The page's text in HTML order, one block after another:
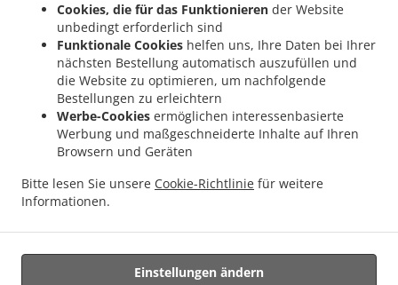
Cookies, die für das Funktionieren der Website
unbedingt erforderlich sind
Funktionale Cookies helfen uns, Ihre Daten bei Ihrer
nächsten Bestellung automatisch auszufüllen und
die Website zu optimieren, um nachfolgende
Bestellungen zu erleichtern
Werbe-Cookies ermöglichen interessenbasierte
Werbung und maßgeschneiderte Inhalte auf Ihren
Browsern und Geräten
Bitte lesen Sie unsere Cookie-Richtlinie für weitere
Informationen.
Einstellungen ändern
Niederlibbach
. Asiatisches Essen Lieferservice Taunusstein . Asiatisches Essen
Lieferservice Bad Camberg Würges
Asiatisches Essen Lieferservice Bad Camberg
Wallrabenstein . Asiatisches Essen Lieferservice Bad Camberg Walsdorf
Asiatisches
Essen Lieferservice Bad Camberg
. Asiatisches Essen Lieferservice Eselsweide
Asiatisches Essen Lieferservice Hünfelden Ohren
Hünfelden Bechtheim
Asiatisches Essen Lieferservice Hünfelden
Asiatisches Essen
Lieferservice Eppstein Ehlhalten
.
Asiatisches Essen Lieferservice Eppstein
Lieferservice Glashütten
Unterstützt von: